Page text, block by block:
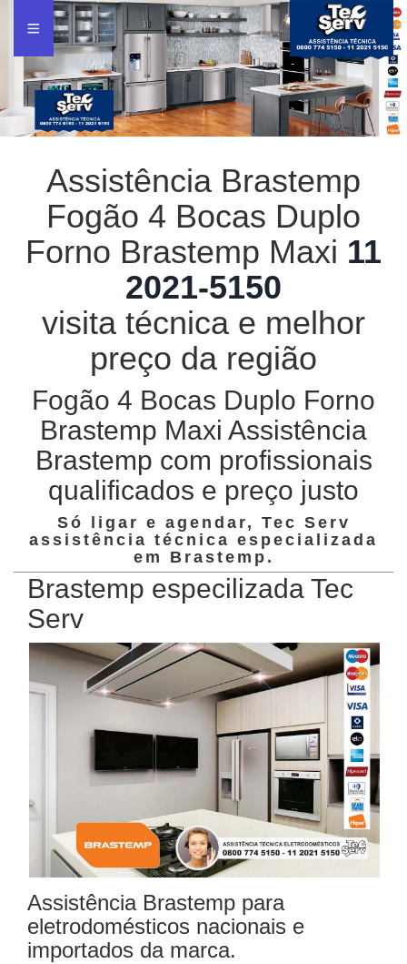
Assistência Brastemp
Fogão 4 Bocas Duplo
Forno Brastemp Maxi 11
2021-5150
visita técnica e melhor
preço da região
Fogão 4 Bocas Duplo Forno
Brastemp Maxi Assistência
Brastemp com profissionais
qualificados e preço justo
Só ligar e agendar, Tec Serv
assistência técnica especializada
em Brastemp .
Brastemp especilizada Tec
Serv
Assistência Brastemp para
eletrodomésticos nacionais e
importados da marca.